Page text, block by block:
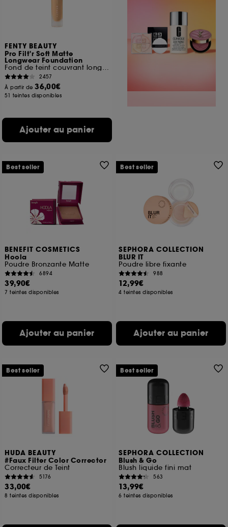
FENTY BEAUTY
Pro Filt'r Soft Matte
Longwear Foundation
Fond de teint couvrant longue tenue
2457
À partir de36,00€
51 teintes disponibles
Ajouter au panier
BENEFIT COSMETICS
Hoola
Poudre Bronzante Matte
6894
39,90€
7 teintes disponibles
Ajouter au panier
Best seller
SEPHORA COLLECTION
BLUR IT
Poudre libre fixante
988
12,99€
4 teintes disponibles
Ajouter au panier
Best seller
HUDA BEAUTY
#Faux Filter Color Corrector
Correcteur de Teint
5176
33,00€
8 teintes disponibles
Best seller
SEPHORA COLLECTION
Blush & Go
Blush liquide fini mat
563
13,99€
6 teintes disponibles
Best seller